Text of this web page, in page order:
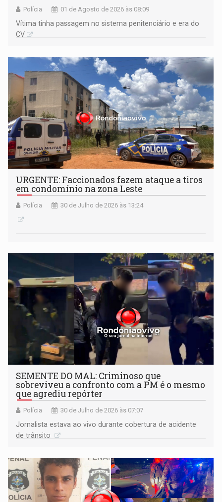
Polícia 01 de Agosto de 2026 às 08:09
Vítima tinha passagem no sistema penitenciário e era do
CV
URGENTE: Faccionados fazem ataque a tiros
em condomínio na zona Leste
Polícia 30 de Julho de 2026 às 13:24
SEMENTE DO MAL: Criminoso que
sobreviveu a confronto com a PM é o mesmo
que agrediu repórter
Polícia 30 de Julho de 2026 às 07:07
Jornalista estava ao vivo durante cobertura de acidente
de trânsito